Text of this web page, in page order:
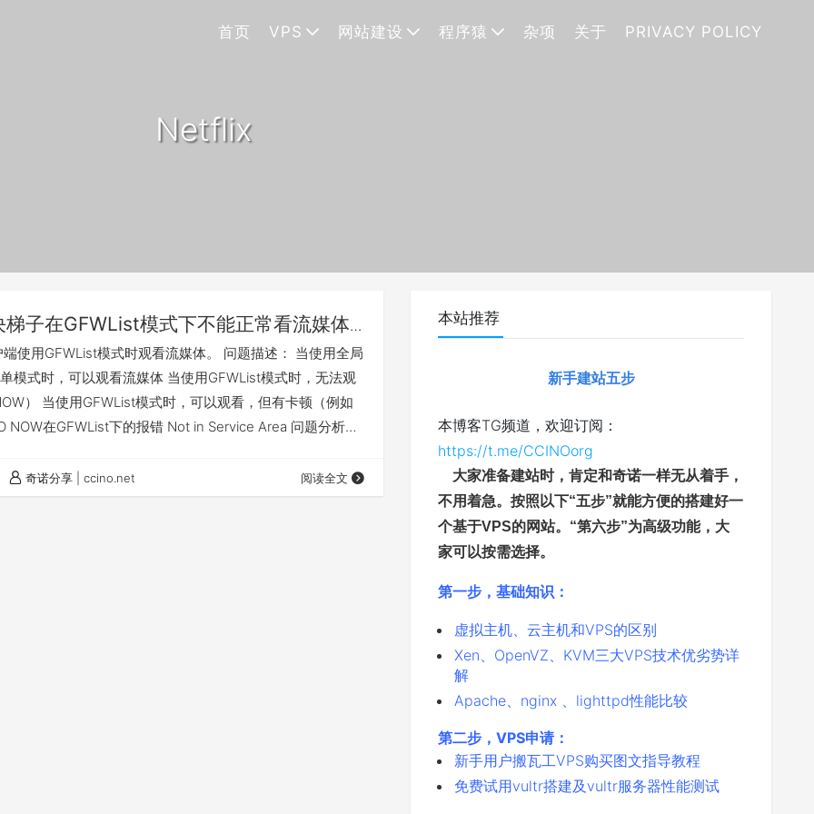
首页 VPS 网站建设 程序猿 杂项 关于 PRIVACY POLICY
Netflix
梯子在GFWList模式下不能正常看流媒体
使用GFWList模式时观看流媒体。 问题描述： 当使用全局
模式时，可以观看流媒体 当使用GFWList模式时，无法观
） 当使用GFWList模式时，可以观看，但有卡顿（例如
NOW在GFWList下的报错 Not in Service Area 问题分析：
，而是直达，流媒体网站可能会判定此连接非法。 解决方
名至GFW列表…
奇诺分享 | ccino.net 阅读全文
本站推荐
新手建站五步
本博客TG频道，欢迎订阅：
https://t.me/CCINOorg
大家准备建站时，肯定和奇诺一样无从着手，
不用着急。按照以下“五步”就能方便的搭建好一
个基于VPS的网站。“第六步”为高级功能，大
家可以按需选择。
第一步，基础知识：
虚拟主机、云主机和VPS的区别
Xen、OpenVZ、KVM三大VPS技术优劣势详
解
Apache、nginx 、lighttpd性能比较
第二步，VPS申请：
新手用户搬瓦工VPS购买图文指导教程
免费试用vultr搭建及vultr服务器性能测试